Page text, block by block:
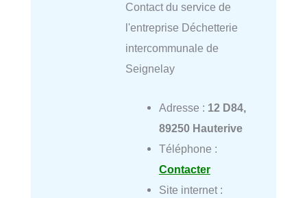
Contact du service de
l'entreprise Déchetterie
intercommunale de
Seignelay
Adresse : 12 D84,
89250 Hauterive
Téléphone :
Contacter
Site internet :